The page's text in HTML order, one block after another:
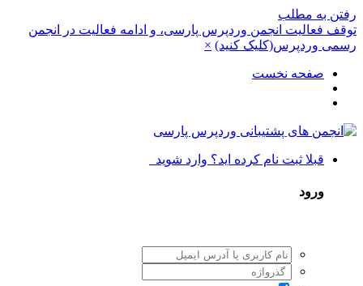
رفتن به مطلب
توقف فعالیت انجمن وردپرس پارسی، و ادامه فعالیت در انجمن
رسمی وردپرس(کلیک کنید) ×
صفحه نخست
قبلا ثبت نام کرده اید؟ وارد شوید
ورود